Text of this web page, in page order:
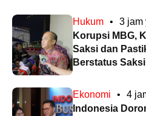
Hukum •
3 jam
Korupsi MBG,
Saksi dan
Berstatus Saksi
Ekonomi •
4
Indonesia